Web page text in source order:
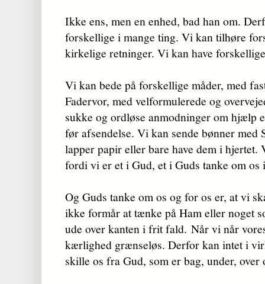
Ikke ens, men en enhed, bad han om.
forskellige i mange ting. Vi kan tilhøre
kirkelige retninger. Vi kan have
Vi kan bede på forskellige måder, med
Fadervor, med velformulerede og
sukke og ordløse anmodninger om
før afsendelse. Vi kan sende bønner med
lapper papir eller bare have dem i hjertet.
fordi vi er et i Gud, et i Guds tanke om os
Og Guds tanke om os og for os er, at vi
ikke formår at tænke på Ham eller noget
ude over kanten i frit fald. Når vi når
kærlighed grænseløs. Derfor kan intet i
skille os fra Gud, som er bag, under, over